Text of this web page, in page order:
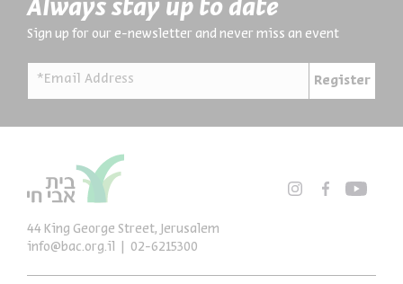
Always stay up to date
Sign up for our e-newsletter and never miss an event
*Email Address Register
44 King George Street, Jerusalem
info@bac.org.il
02-6215300